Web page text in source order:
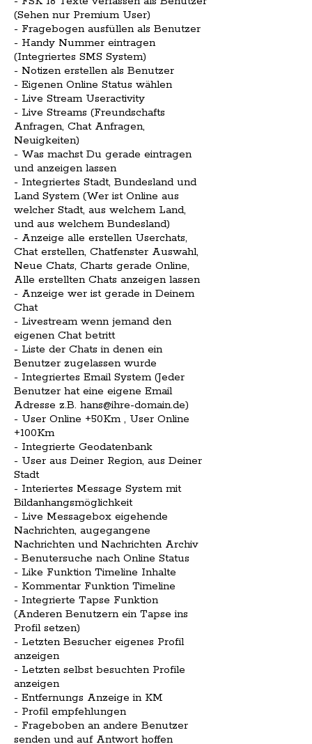
(Sehen nur Premium User)
- Fragebogen ausfüllen als Benutzer
- Handy Nummer eintragen
(Integriertes SMS System)
- Notizen erstellen als Benutzer
- Eigenen Online Status wählen
- Live Stream Useractivity
- Live Streams (Freundschafts
Anfragen, Chat Anfragen,
Neuigkeiten)
- Was machst Du gerade eintragen
und anzeigen lassen
- Integriertes Stadt, Bundesland und
Land System (Wer ist Online aus
welcher Stadt, aus welchem Land,
und aus welchem Bundesland)
- Anzeige alle erstellen Userchats,
Chat erstellen, Chatfenster Auswahl,
Neue Chats, Charts gerade Online,
Alle erstellten Chats anzeigen lassen
- Anzeige wer ist gerade in Deinem
Chat
- Livestream wenn jemand den
eigenen Chat betritt
- Liste der Chats in denen ein
Benutzer zugelassen wurde
- Integriertes Email System (Jeder
Benutzer hat eine eigene Email
Adresse z.B. hans@ihre-domain.de)
- User Online +50Km , User Online
+100Km
- Integrierte Geodatenbank
- User aus Deiner Region, aus Deiner
Stadt
- Interiertes Message System mit
Bildanhangsmöglichkeit
- Live Messagebox eigehende
Nachrichten, augegangene
Nachrichten und Nachrichten Archiv
- Benutersuche nach Online Status
- Like Funktion Timeline Inhalte
- Kommentar Funktion Timeline
- Integrierte Tapse Funktion
(Anderen Benutzern ein Tapse ins
Profil setzen)
- Letzten Besucher eigenes Profil
anzeigen
- Letzten selbst besuchten Profile
anzeigen
- Entfernungs Anzeige in KM
- Profil empfehlungen
- Frageboben an andere Benutzer
senden und auf Antwort hoffen